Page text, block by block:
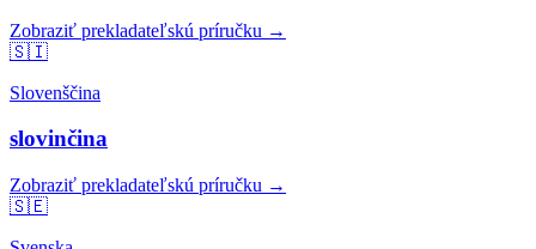
Zobraziť prekladateľskú príručku →
🇸🇮
Slovenščina
slovinčina
Zobraziť prekladateľskú príručku →
🇸🇪